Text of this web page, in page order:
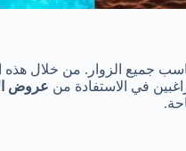
جميع الزوار. من خلال
في الاستفادة من عروض